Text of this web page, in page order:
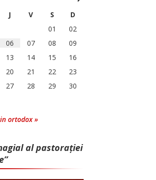
J V S
D
01
02
06 07 08
09
13 14 15
16
20 21 22
23
27 28 29
30
ortodox »
al pastorației